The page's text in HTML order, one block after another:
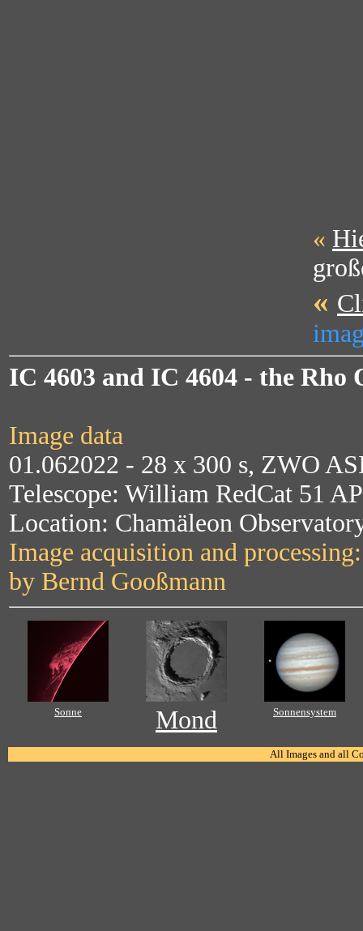
«
«
IC 4603 and IC 4604 - the Rho
Image data
01.062022 - 28 x 300 s, ZWO
Telescope: William RedCat 51
Location: Chamäleon
Image acquisition and
by Bernd Gooßmann
Sonne Mond Sonnensystem
All Images and all